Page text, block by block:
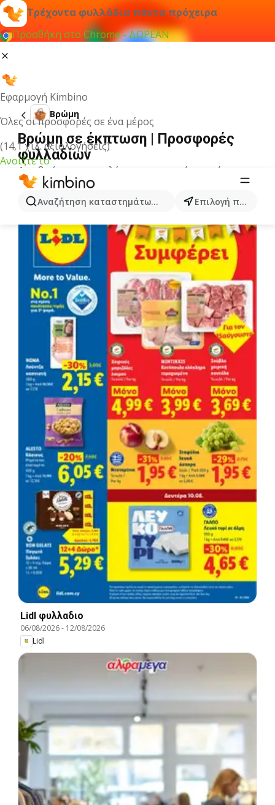
Τρέχοντα φυλλάδια πάντα πρόχειρα
Προσθήκη στο Chrome - ΔΩΡΕΑΝ
Εφαρμογή Kimbino
Όλες οι προσφορές σε ένα μέρος
(14,1 χιλ. αξιολογήσεις)
Ανοίξτε το
Αναζήτηση καταστημάτων, κατηγοριών, προϊόντων...
Επιλογή πόλης
Βρώμη
Βρώμη σε έκπτωση | Προσφορές
φυλλαδίων
Δεν βρήκαμε αποτελέσματα για αυτόν τον όρο.
Άλλα φυλλάδια από την κατηγορία
Lidl φυλλαδιο
06/08/2026- 12/08/2026
Lidl